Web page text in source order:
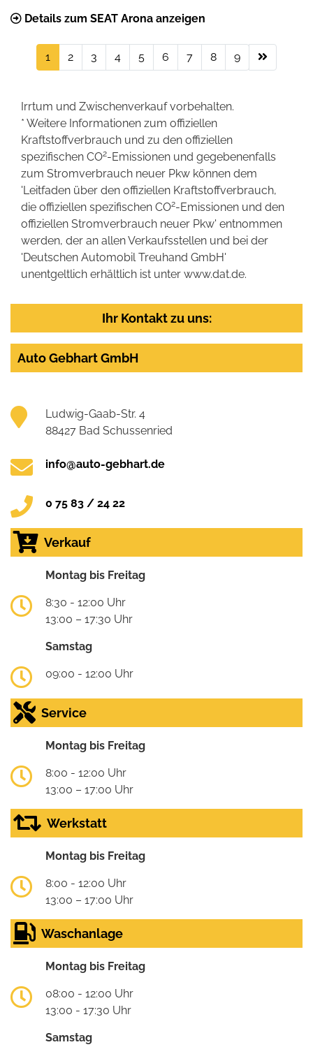
Details zum SEAT Arona anzeigen
1 2 3 4 5 6 7 8 9
Irrtum und Zwischenverkauf vorbehalten.
* Weitere Informationen zum offiziellen
Kraftstoffverbrauch und zu den offiziellen
spezifischen CO2-Emissionen und gegebenenfalls
zum Stromverbrauch neuer Pkw können dem
'Leitfaden über den offiziellen Kraftstoffverbrauch,
die offiziellen spezifischen CO2-Emissionen und den
offiziellen Stromverbrauch neuer Pkw' entnommen
werden, der an allen Verkaufsstellen und bei der
'Deutschen Automobil Treuhand GmbH'
unentgeltlich erhältlich ist unter www.dat.de.
Ihr Kontakt zu uns:
Auto Gebhart GmbH
Ludwig-Gaab-Str. 4
88427 Bad Schussenried
info@auto-gebhart.de
0 75 83 / 24 22
Verkauf
Montag bis Freitag
8:30 - 12:00 Uhr
13:00 – 17:30 Uhr
Samstag
09:00 - 12:00 Uhr
Service
Montag bis Freitag
8:00 - 12:00 Uhr
13:00 – 17:00 Uhr
Werkstatt
Montag bis Freitag
8:00 - 12:00 Uhr
13:00 – 17:00 Uhr
Waschanlage
Montag bis Freitag
08:00 - 12:00 Uhr
13:00 - 17:30 Uhr
Samstag